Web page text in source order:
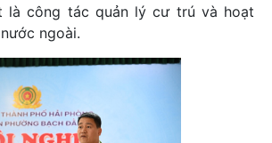
là công tác quản lý cư trú và hoạt
ngoài.